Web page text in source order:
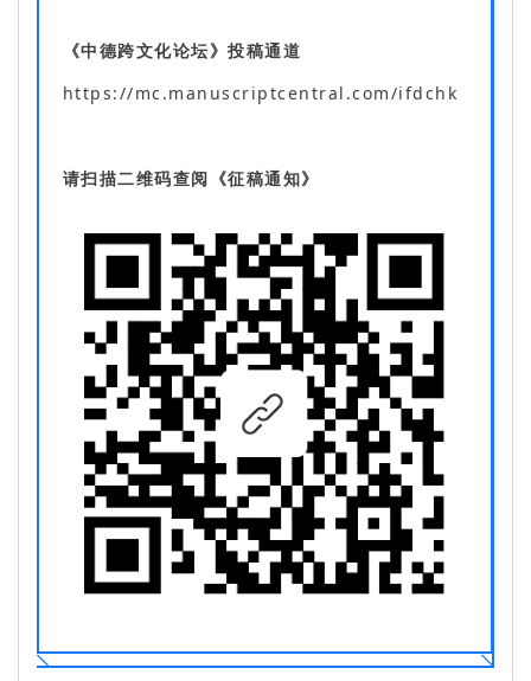
《中德跨文化论坛》投稿通道
https://mc.manuscriptcentral.com/ifdchk
请扫描二维码查阅《征稿通知》